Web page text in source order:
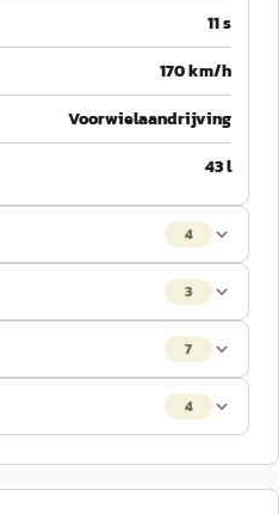
11 s
170 km/h
Voorwielaandrijving
43 l
4
3
7
4